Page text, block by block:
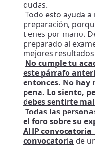
dudas.
Todo esto ayuda
preparación,
tienes por mano.
preparado al
mejores resultados.
No cumple tu
este párrafo
entonces. No hay
pena. Lo siento,
debes sentirte
Todas las
el foro sobre su
AHP
convocatoria de